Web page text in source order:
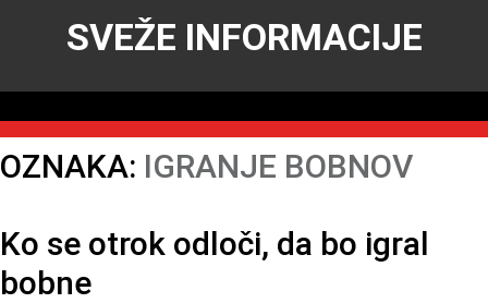
SVEŽE INFORMACIJE
OZNAKA: IGRANJE BOBNOV
Ko se otrok odloči, da bo igral
bobne